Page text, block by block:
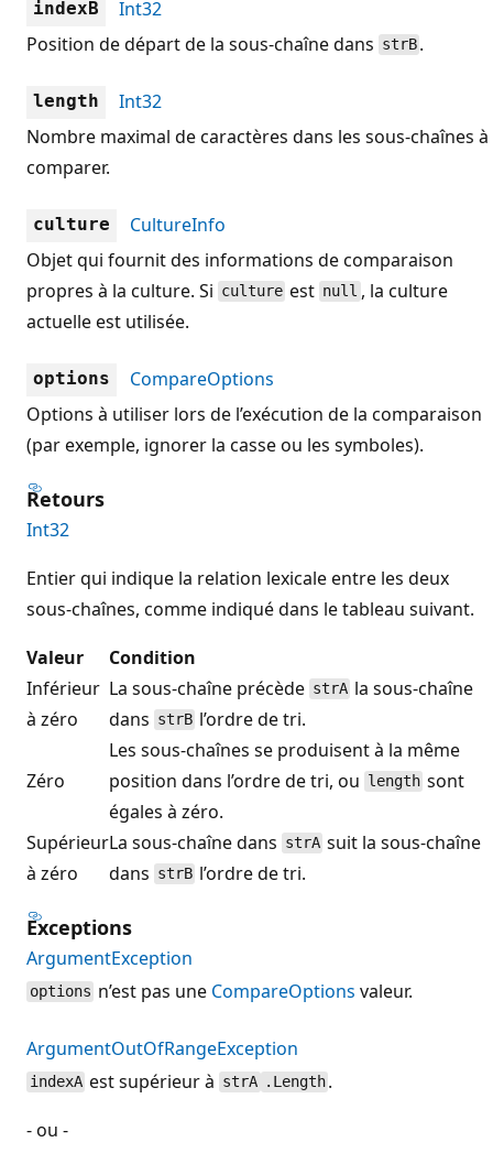
indexB
Int32
Position de départ de la sous-chaîne dans strB .
length
Int32
Nombre maximal de caractères dans les sous-chaînes à
comparer.
culture
CultureInfo
Objet qui fournit des informations de comparaison
propres à la culture. Si culture est null , la culture
actuelle est utilisée.
options
CompareOptions
Options à utiliser lors de l’exécution de la comparaison
(par exemple, ignorer la casse ou les symboles).
Retours
Int32
Entier qui indique la relation lexicale entre les deux
sous-chaînes, comme indiqué dans le tableau suivant.
Valeur
Condition
Inférieur
à zéro
La sous-chaîne précède strA la sous-chaîne
dans strB l’ordre de tri.
Zéro
Les sous-chaînes se produisent à la même
position dans l’ordre de tri, ou length sont
égales à zéro.
Supérieur
à zéro
La sous-chaîne dans strA suit la sous-chaîne
dans strB l’ordre de tri.
Exceptions
ArgumentException
options n’est pas une CompareOptions valeur.
ArgumentOutOfRangeException
indexA est supérieur à strA .Length .
- ou -